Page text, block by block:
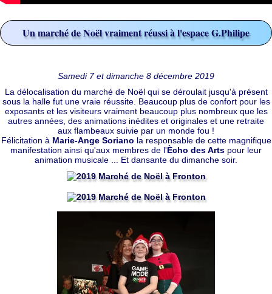
Un marché de Noël vraiment réussi à l'espace G.Philipe
Samedi 7 et dimanche 8 décembre 2019
La délocalisation du marché de Noël qui se déroulait jusqu'à présent
sous la halle fut une vraie réussite. Beaucoup plus de confort pour les
exposants et les visiteurs vraiment beaucoup plus nombreux que les
autres années, des animations inédites et originales et une retraite
aux flambeaux suivie par un monde fou !
Félicitation à Marie-Ange Soriano la responsable de cette magnifique
manifestation ainsi qu'aux membres de l'Ècho des Arts pour leur
animation musicale ... Et dansante du dimanche soir.